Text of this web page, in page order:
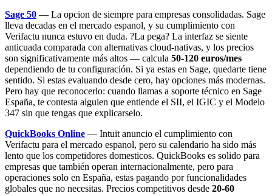
Sage 50 — La opcion de siempre para empresas consolidadas. Sage
lleva decadas en el mercado espanol, y su cumplimiento con
Verifactu nunca estuvo en duda. ?La pega? La interfaz se siente
anticuada comparada con alternativas cloud-nativas, y los precios
son significativamente más altos — calcula 50-120 euros/mes
dependiendo de tu configuración. Si ya estas en Sage, quedarte tiene
sentido. Si estas evaluando desde cero, hay opciones más modernas.
Pero hay que reconocerlo: cuando llamas a soporte técnico en Sage
España, te contesta alguien que entiende el SII, el IGIC y el Modelo
347 sin que tengas que explicarselo.
QuickBooks Online — Intuit anuncio el cumplimiento con
Verifactu para el mercado espanol, pero su calendario ha sido más
lento que los competidores domesticos. QuickBooks es solido para
empresas que también operan internacionalmente, pero para
operaciones solo en España, estas pagando por funcionalidades
globales que no necesitas. Precios competitivos desde 20-60